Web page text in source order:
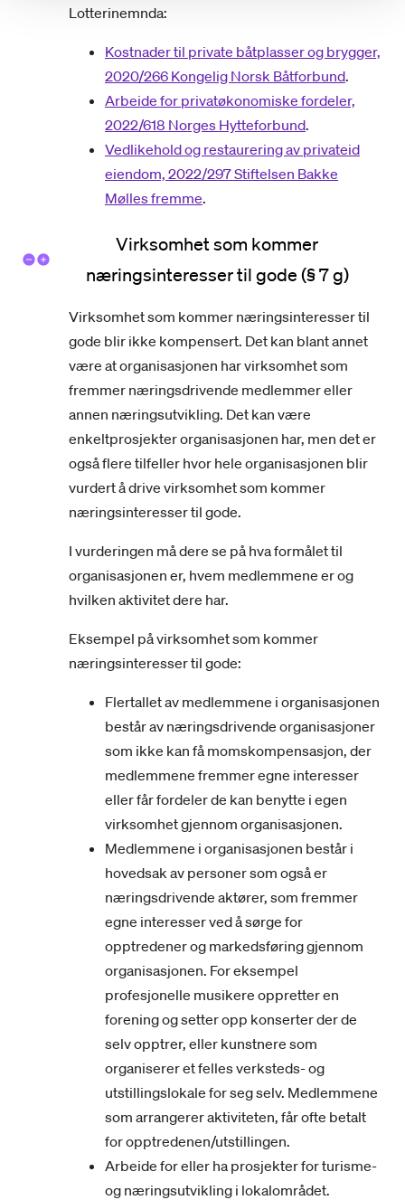
Lotterinemnda:
Kostnader til private båtplasser og brygger,
2020/266 Kongelig Norsk Båtforbund.
Arbeide for privatøkonomiske fordeler,
2022/618 Norges Hytteforbund.
Vedlikehold og restaurering av privateid
eiendom, 2022/297 Stiftelsen Bakke
Mølles fremme.
Virksomhet som kommer
næringsinteresser til gode (§ 7 g)
Virksomhet som kommer næringsinteresser til
gode blir ikke kompensert. Det kan blant annet
være at organisasjonen har virksomhet som
fremmer næringsdrivende medlemmer eller
annen næringsutvikling. Det kan være
enkeltprosjekter organisasjonen har, men det er
også flere tilfeller hvor hele organisasjonen blir
vurdert å drive virksomhet som kommer
næringsinteresser til gode.
I vurderingen må dere se på hva formålet til
organisasjonen er, hvem medlemmene er og
hvilken aktivitet dere har.
Eksempel på virksomhet som kommer
næringsinteresser til gode:
Flertallet av medlemmene i organisasjonen
består av næringsdrivende organisasjoner
som ikke kan få momskompensasjon, der
medlemmene fremmer egne interesser
eller får fordeler de kan benytte i egen
virksomhet gjennom organisasjonen.
Medlemmene i organisasjonen består i
hovedsak av personer som også er
næringsdrivende aktører, som fremmer
egne interesser ved å sørge for
opptredener og markedsføring gjennom
organisasjonen. For eksempel
profesjonelle musikere oppretter en
forening og setter opp konserter der de
selv opptrer, eller kunstnere som
organiserer et felles verksteds- og
utstillingslokale for seg selv. Medlemmene
som arrangerer aktiviteten, får ofte betalt
for opptredenen/utstillingen.
Arbeide for eller ha prosjekter for turisme-
og næringsutvikling i lokalområdet.